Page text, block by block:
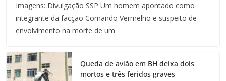
Imagens: Divulgação SSP Um homem apontado como
integrante da facção Comando Vermelho e suspeito de
envolvimento na morte de um
Queda de avião em BH deixa dois
mortos e três feridos graves